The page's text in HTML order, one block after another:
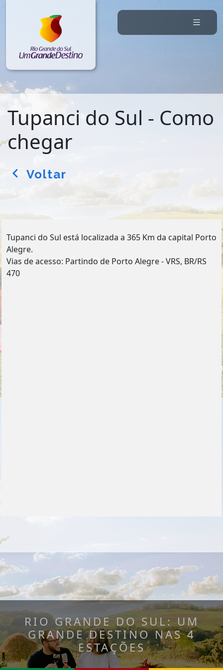
Tupanci do Sul - Como
chegar
arrow_back_ios Voltar
Tupanci do Sul está localizada a 365 Km da capital Porto
Alegre.
Vias de acesso: Partindo de Porto Alegre - VRS, BR/RS
470
RIO GRANDE DO SUL: UM
GRANDE DESTINO NAS 4
ESTAÇÕES